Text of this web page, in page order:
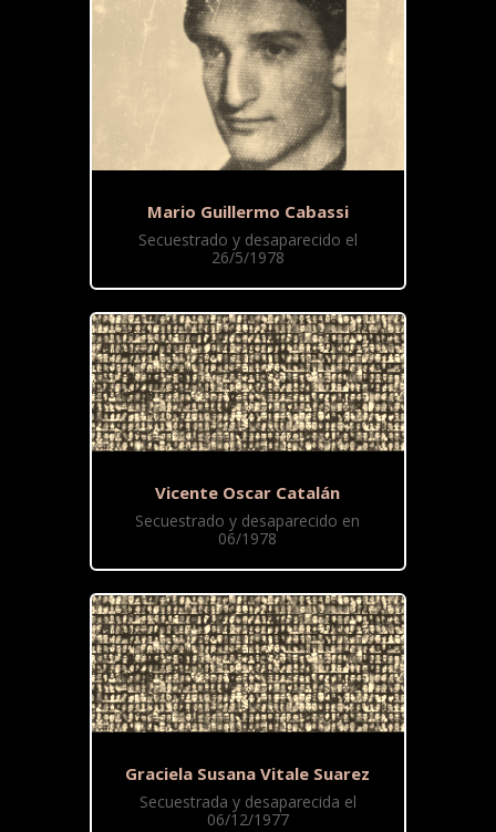
Mario Guillermo Cabassi
Secuestrado y desaparecido el
26/5/1978
Vicente Oscar Catalán
Secuestrado y desaparecido en
06/1978
Graciela Susana Vitale Suarez
Secuestrada y desaparecida el
06/12/1977